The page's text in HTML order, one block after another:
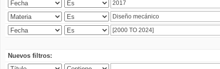
Nuevos filtros: